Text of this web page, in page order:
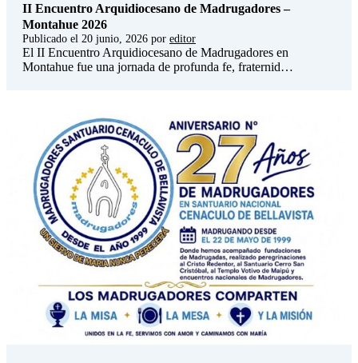
II Encuentro Arquidiocesano de Madrugadores –
Montahue 2026
Publicado el 20 junio, 2026 por editor
El II Encuentro Arquidiocesano de Madrugadores en
Montahue fue una jornada de profunda fe, fraternid…